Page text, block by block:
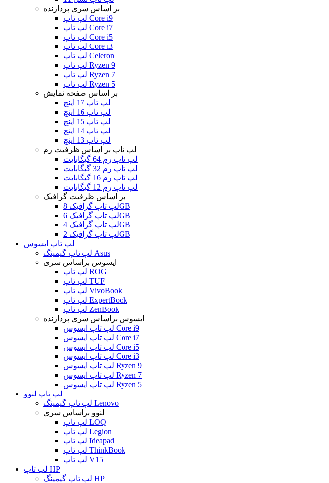
بر اساس سری پردازنده
لپ تاپ Core i9
لپ تاپ Core i7
لپ تاپ Core i5
لپ تاپ Core i3
لپ تاپ Celeron
لپ تاپ Ryzen 9
لپ تاپ Ryzen 7
لپ تاپ Ryzen 5
بر اساس صفحه نمایش
لپ تاپ 17 اینچ
لپ تاپ 16 اینچ
لپ تاپ 15 اینچ
لپ تاپ 14 اینچ
لپ تاپ 13 اینچ
لپ تاپ بر اساس ظرفیت رم
لپ تاپ رم 64 گیگابایت
لپ تاپ رم 32 گیگابایت
لپ تاپ رم 16 گیگابایت
لپ تاپ رم 12 گیگابایت
بر اساس ظرفیت گرافیک
لپ تاپ گرافیک 8GB
لپ تاپ گرافیک 6GB
لپ تاپ گرافیک 4GB
لپ تاپ گرافیک 2GB
لپ تاپ ایسوس
لپ تاپ گیمینگ Asus
ایسوس براساس سری
لپ تاپ ROG
لپ تاپ TUF
لپ تاپ VivoBook
لپ تاپ ExpertBook
لپ تاپ ZenBook
ایسوس براساس سری پردازنده
لپ تاپ ایسوس Core i9
لپ تاپ ایسوس Core i7
لپ تاپ ایسوس Core i5
لپ تاپ ایسوس Core i3
لپ تاپ ایسوس Ryzen 9
لپ تاپ ایسوس Ryzen 7
لپ تاپ ایسوس Ryzen 5
لپ تاپ لنوو
لپ تاپ گیمینگ Lenovo
لنوو براساس سری
لپ تاپ LOQ
لپ تاپ Legion
لپ تاپ Ideapad
لپ تاپ ThinkBook
لپ تاپ V15
لپ تاپ HP
لپ تاپ گیمینگ HP